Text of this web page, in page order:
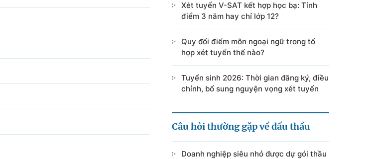
Xét tuyển V-SAT kết hợp học bạ: Tính
điểm 3 năm hay chỉ lớp 12?
Quy đổi điểm môn ngoại ngữ trong tổ
hợp xét tuyển thế nào?
Tuyển sinh 2026: Thời gian đăng ký, điều
chỉnh, bổ sung nguyện vọng xét tuyển
Câu hỏi thường gặp về đấu thầu
Doanh nghiệp siêu nhỏ được dự gói thầu